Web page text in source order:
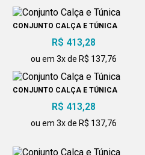
CONJUNTO CALÇA E TÚNICA
R$ 413,28
ou em 3x de R$ 137,76
CONJUNTO CALÇA E TÚNICA
R$ 413,28
ou em 3x de R$ 137,76